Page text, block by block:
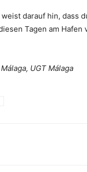
darauf hin, dass
Tagen am
UGT Málaga